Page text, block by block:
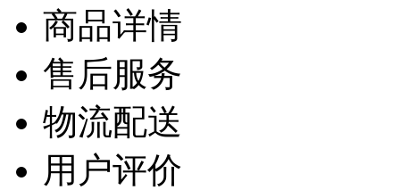
商品详情
售后服务
物流配送
用户评价